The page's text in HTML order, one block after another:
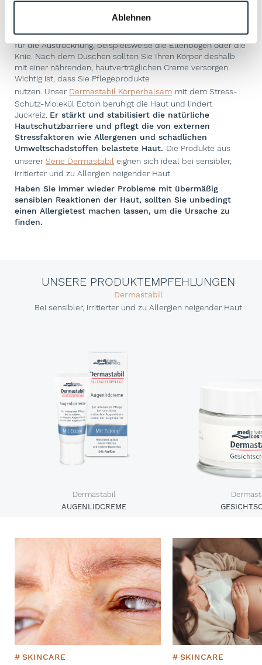
Ablehnen
trockener, juckender Haut an Beinen und anderen
Körperregionen. Einige Körperstellen sind besonders anfällig
für die Austrocknung, beispielsweise die Ellenbogen oder die
Knie. Nach dem Duschen sollten Sie Ihren Körper deshalb
mit einer nährenden, hautverträglichen Creme versorgen.
Wichtig ist, dass Sie Pflegeprodukte
nutzen. Unser Dermastabil Körperbalsam mit dem Stress-
Schutz-Molekül Ectoin beruhigt die Haut und lindert
Juckreiz. Er stärkt und stabilisiert die natürliche
Hautschutzbarriere und pflegt die von externen
Stressfaktoren wie Allergenen und schädlichen
Umweltschadstoffen belastete Haut. Die Produkte aus
unserer Serie Dermastabil eignen sich ideal bei sensibler,
irritierter und zu Allergien neigender Haut.
Haben Sie immer wieder Probleme mit übermäßig
sensiblen Reaktionen der Haut, sollten Sie unbedingt
einen Allergietest machen lassen, um die Ursache zu
finden.
UNSERE PRODUKTEMPFEHLUNGEN
Dermastabil
Bei sensibler, irritierter und zu Allergien neigender Haut
Dermastabil
AUGENLIDCREME
# SKINCARE # SKINCARE